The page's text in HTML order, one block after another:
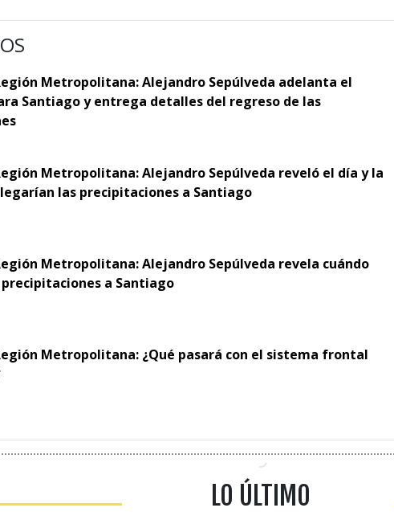
Metropolitana: Alejandro Sepúlveda adelanta el
Santiago y entrega detalles del regreso de las
Metropolitana: Alejandro Sepúlveda reveló el día y la
las precipitaciones a Santiago
Metropolitana: Alejandro Sepúlveda revela cuándo
a Santiago
Metropolitana: ¿Qué pasará con el sistema frontal
LO ÚLTIMO